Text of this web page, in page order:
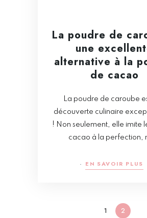
La poudre de
une
alternative à la
de cacao
La poudre de caroube
découverte culinaire
! Non seulement, elle imite
cacao à la perfection,
EN SAVOIR PLUS
1 2